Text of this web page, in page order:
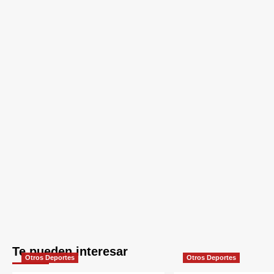
Te pueden interesar
Otros Deportes Otros Deportes